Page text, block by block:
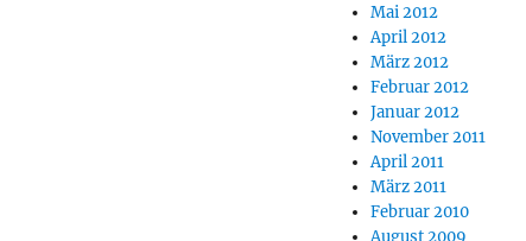
Mai 2012
April 2012
März 2012
Februar 2012
Januar 2012
November 2011
April 2011
März 2011
Februar 2010
August 2009